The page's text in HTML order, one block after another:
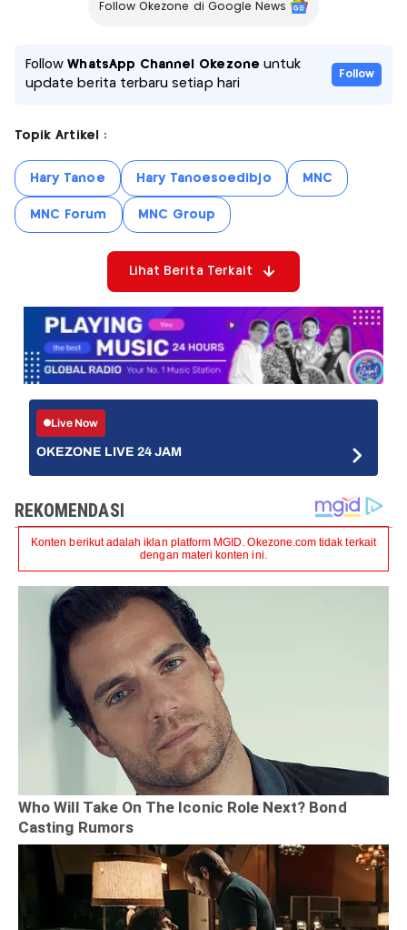
Follow Okezone di Google News
FollowWhatsApp Channel Okezone untuk
update berita terbaru setiap hari
Follow
Topik Artikel :
Hary Tanoe Hary Tanoesoedibjo MNC
MNC Forum MNC Group
Lihat Berita Terkait
Live Now
OKEZONE LIVE 24 JAM